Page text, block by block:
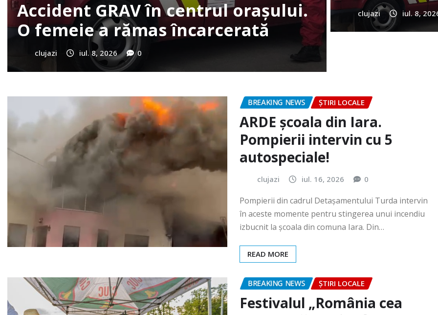
clujazi iul. 8,
BREAKING NEWS ȘTIRI LOCALE
Pompierii intervin cu 5
autospeciale!
clujazi iul. 16, 2026 0
Pompierii din cadrul Detașamentului Turda intervin
în aceste momente pentru stingerea unui incendiu
izbucnit la școala din comuna Iara. Din…
READ MORE
BREAKING NEWS
Festivalul „România cea
Frumoasă” revine în
septembrie, la Florești